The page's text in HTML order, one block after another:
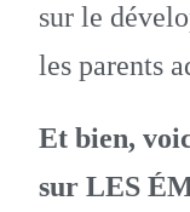
sur le
les parents
Et bien,
sur LES